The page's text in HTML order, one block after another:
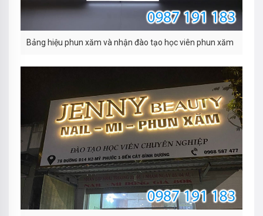
Bảng hiệu phun xăm và nhận đào tạo học viên phun xăm